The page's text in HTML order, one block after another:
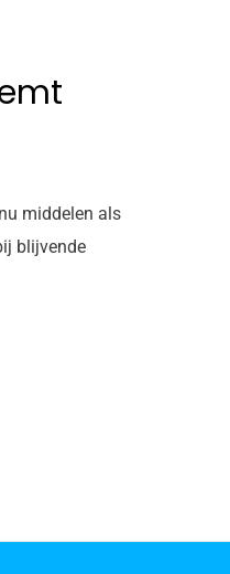
middelen als
blijvende